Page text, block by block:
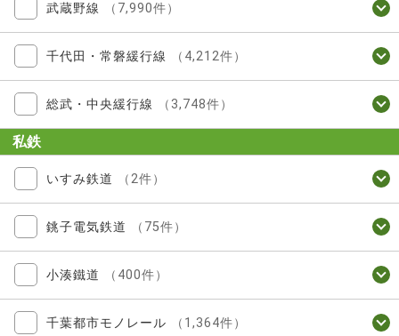
武蔵野線 （7,990件）
千代田・常磐緩行線 （4,212件）
総武・中央緩行線 （3,748件）
私鉄
いすみ鉄道 （2件）
銚子電気鉄道 （75件）
小湊鐵道 （400件）
千葉都市モノレール （1,364件）